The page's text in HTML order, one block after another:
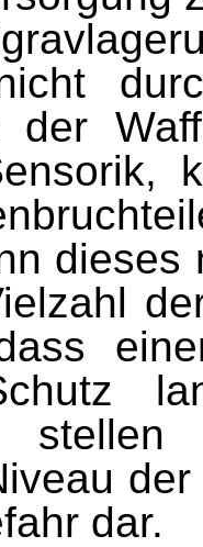
der
dieses
dar.